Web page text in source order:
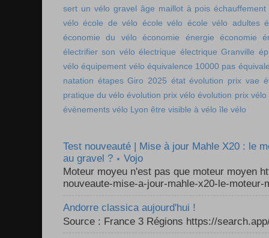
sert un vélo gravel âge maillot à pois
vélo école de vélo école vélo école vélo adultes
économie du vélo
économie énergie
économie
électrifier son vélo électrique électrique Granville
vélo équipement vélo équivalence 10000 pas
natation étapes Giro 2025 état évolution prix vae
pratique du vélo évolution prix vélo évolution prix
évènements vélo Lyon être visible à vélo île vélo
Test nouveauté | Mise à jour Mahle X20 : le
au gravel ? ⋆ Vojo
Moteur moyeu n'est pas que moteur moyen
nouveaute-mise-a-jour-mahle-x20-le-
Andorre classica aujourd'hui !
Source : France 3 Régions https://